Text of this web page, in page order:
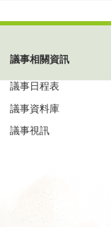
議事相關資訊
議事日程表
議事資料庫
議事視訊